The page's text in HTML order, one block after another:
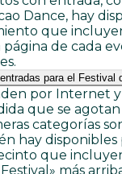
Dance, hay
que
de cada
para el Festival
por Internet
que se
categorías
hay
que
Festival» más